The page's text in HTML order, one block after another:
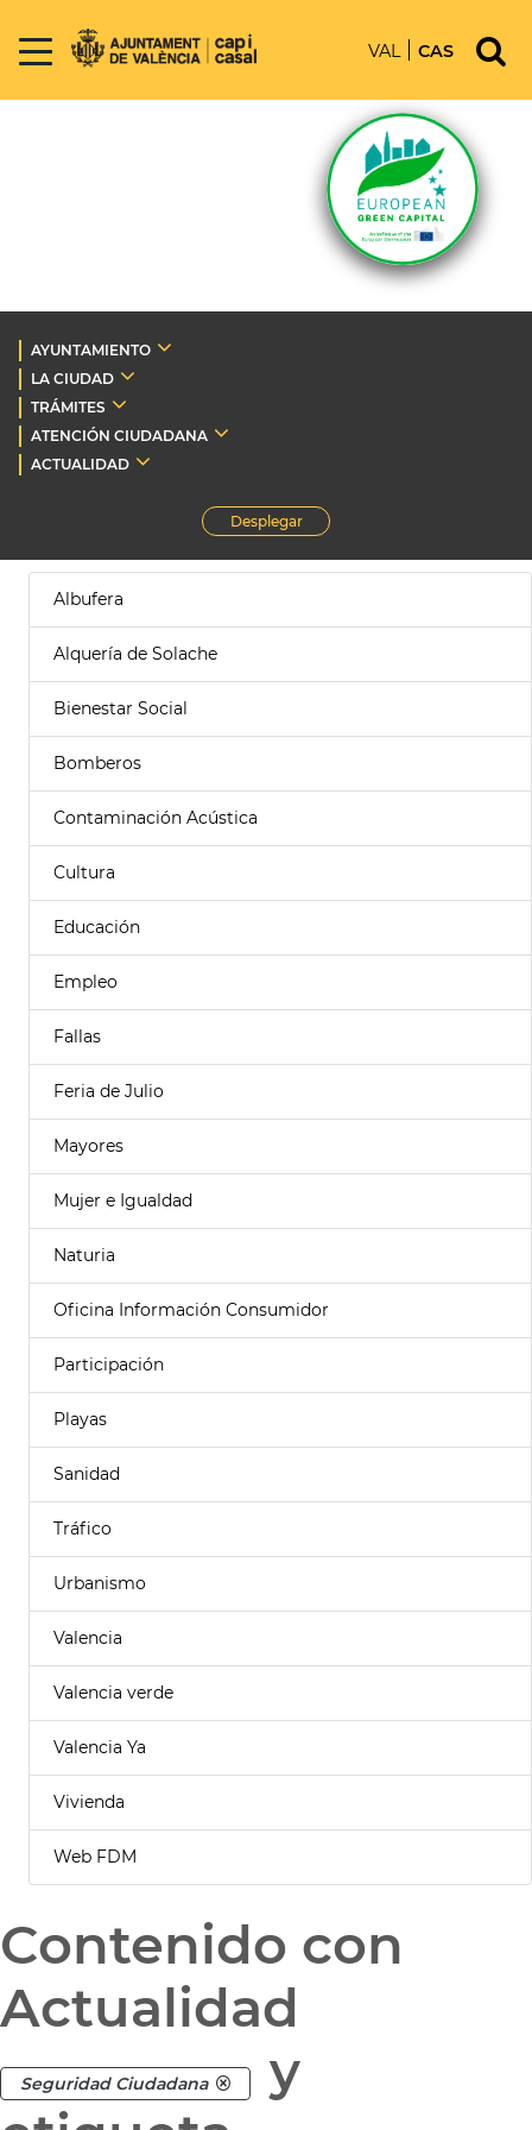
VAL CAS
AYUNTAMIENTO
LA CIUDAD
TRÁMITES
ATENCIÓN CIUDADANA
ACTUALIDAD
Desplegar
Albufera
Alquería de Solache
Bienestar Social
Bomberos
Contaminación Acústica
Cultura
Educación
Empleo
Fallas
Feria de Julio
Mayores
Mujer e Igualdad
Naturia
Oficina Información Consumidor
Participación
Playas
Sanidad
Tráfico
Urbanismo
Valencia
Valencia verde
Valencia Ya
Vivienda
Web FDM
Contenido con
Actualidad
Seguridad Ciudadana
y